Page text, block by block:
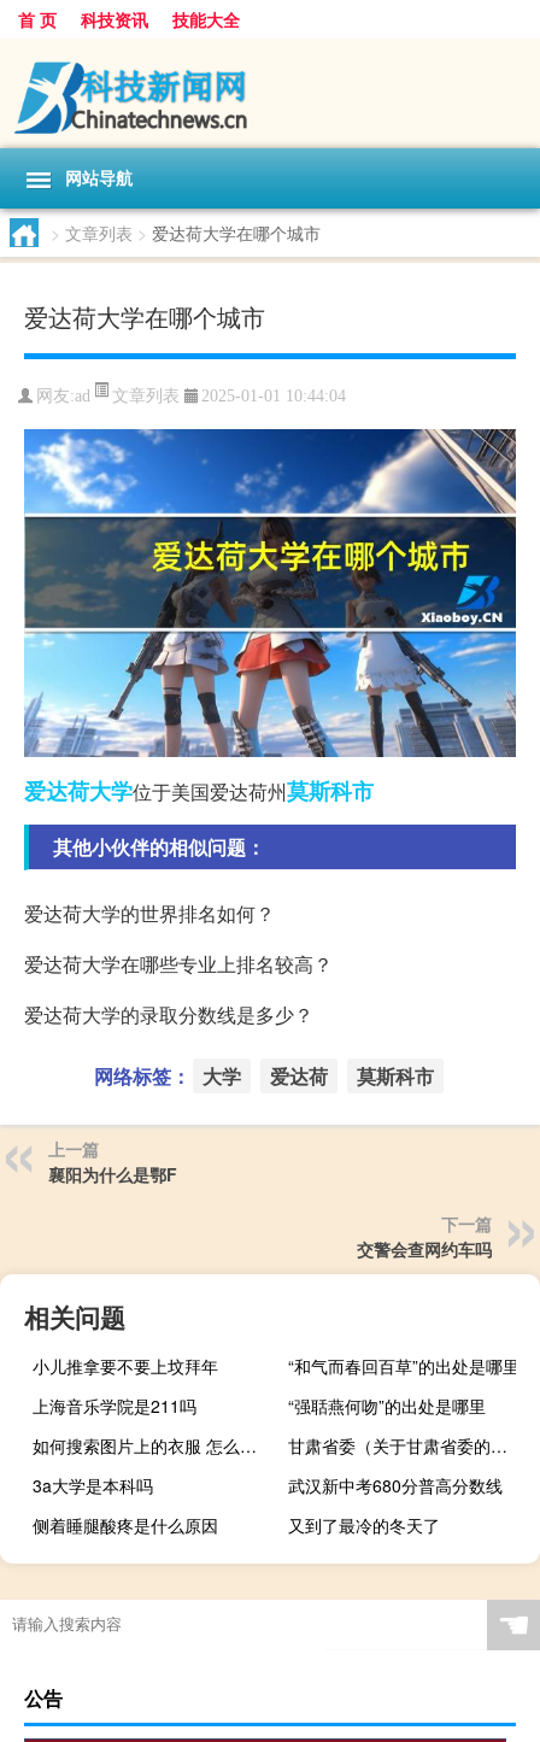
首 页 科技资讯 技能大全
网站导航
> 文章列表 > 爱达荷大学在哪个城市
爱达荷大学在哪个城市
网友:ad 文章列表 2025-01-01 10:44:04
爱达荷大学位于美国爱达荷州莫斯科市
其他小伙伴的相似问题：
爱达荷大学的世界排名如何？
爱达荷大学在哪些专业上排名较高？
爱达荷大学的录取分数线是多少？
网络标签： 大学 爱达荷 莫斯科市
上一篇
襄阳为什么是鄂F
下一篇
交警会查网约车吗
相关问题
小儿推拿要不要上坟拜年
“和气而春回百草”的出处是哪里
上海音乐学院是211吗
“强聒燕何吻”的出处是哪里
如何搜索图片上的衣服 怎么去掉图片的衣服
甘肃省委（关于甘肃省委的介绍）
3a大学是本科吗
武汉新中考680分普高分数线
侧着睡腿酸疼是什么原因
又到了最冷的冬天了
☚
公告